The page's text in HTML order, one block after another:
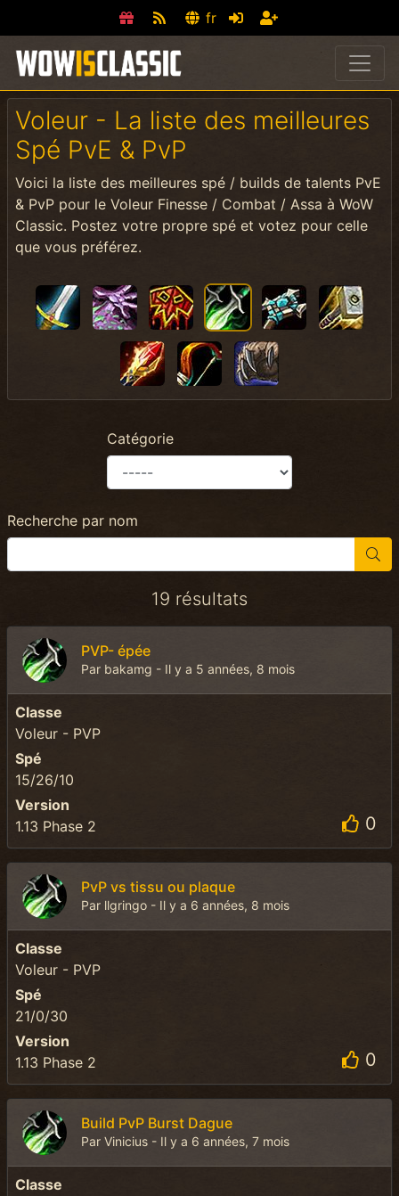
fr
Voleur - La liste des meilleures
Spé PvE & PvP
Voici la liste des meilleures spé / builds de talents PvE
& PvP pour le Voleur Finesse / Combat / Assa à WoW
Classic. Postez votre propre spé et votez pour celle
que vous préférez.
Catégorie
Recherche par nom
19 résultats
PVP- épée
Par bakamg - Il y a 5 années, 8 mois
Classe
Voleur - PVP
Spé
15/26/10
Version
1.13 Phase 2
0
PvP vs tissu ou plaque
Par llgringo - Il y a 6 années, 8 mois
Classe
Voleur - PVP
Spé
21/0/30
Version
1.13 Phase 2
0
Build PvP Burst Dague
Par Vinicius - Il y a 6 années, 7 mois
Classe